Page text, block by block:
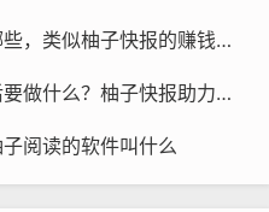
类似柚子快报的赚钱软件有哪些，类似柚子快报的赚钱软件是真的吗
柚子快报助力任务被拒绝以后要做什么？柚子快报助力的昵称是什么
阅读的软件叫什么